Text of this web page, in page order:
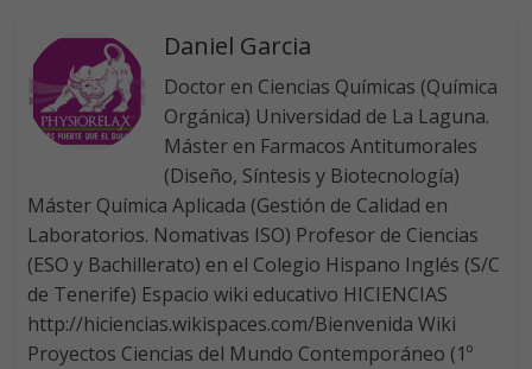
Daniel Garcia
Doctor en Ciencias Químicas (Química
Orgánica) Universidad de La Laguna.
Máster en Farmacos Antitumorales
(Diseño, Síntesis y Biotecnología)
Máster Química Aplicada (Gestión de Calidad en
Laboratorios. Nomativas ISO) Profesor de Ciencias
(ESO y Bachillerato) en el Colegio Hispano Inglés (S/C
de Tenerife) Espacio wiki educativo HICIENCIAS
http://hiciencias.wikispaces.com/Bienvenida Wiki
Proyectos Ciencias del Mundo Contemporáneo (1º